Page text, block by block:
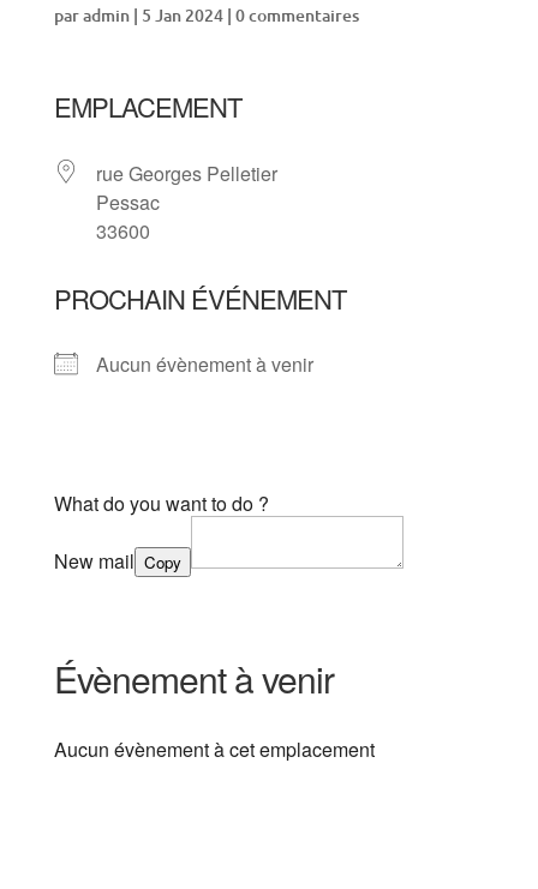
paradmin| 5 Jan 2024| 0 commentaires
EMPLACEMENT
rue Georges Pelletier
Pessac
33600
PROCHAIN ÉVÉNEMENT
Aucun évènement à venir
What do you want to do ?
New mail Copy
Évènement à venir
Aucun évènement à cet emplacement